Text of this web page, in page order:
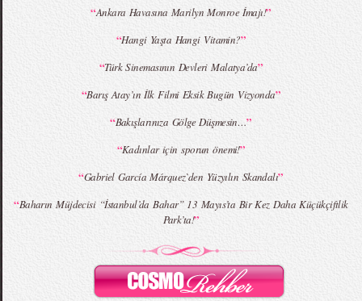
MBFWI - Giray Sepin 2015 Yaz Koleksiyonu MBFWI - Burçe Bekrek 2015 Yaz Koleksiyonu
“Ankara Havasına Marilyn Monroe İmajı!”
“Hangi Yaşta Hangi Vitamin?”
“Türk Sinemasının Devleri Malatya’da”
“Barış Atay’ın İlk Filmi Eksik Bugün Vizyonda”
“Bakışlarınıza Gölge Düşmesin…”
“Kadınlar için sporun önemi!”
“Gabriel García Márquez`den Yüzyılın Skandalı”
“Baharın Müjdecisi “İstanbul’da Bahar” 13 Mayıs’ta Bir Kez Daha Küçükçiftlik
Park’ta!”